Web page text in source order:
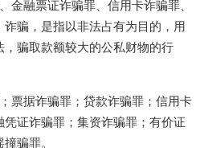
金融票证诈骗罪、信用卡诈骗罪、
骗，是指以非法占有为目的，用
骗取款额较大的公私财物的行
票据诈骗罪；贷款诈骗罪；信用卡
证诈骗罪；集资诈骗罪；有价证
骗罪。